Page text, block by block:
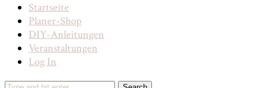
Startseite
Planer-Shop
DIY-Anleitungen
Veranstaltungen
Log In